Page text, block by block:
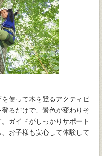
使って木を登るアクティビ
るだけで、景色が変わりそ
ガイドがしっかりサポート
お子様も安心して体験して